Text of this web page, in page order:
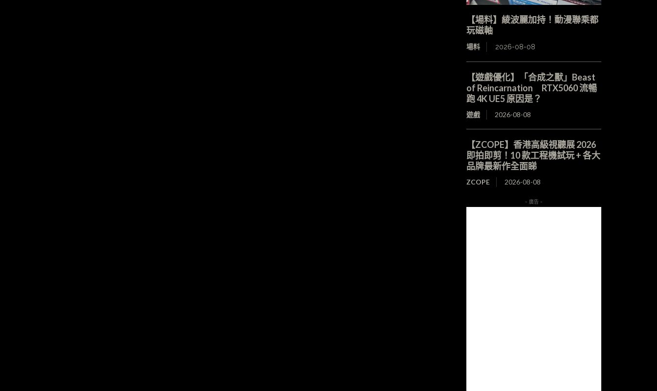
【場料】綾波麗加持！動漫聯乘都
玩磁軸
場料 2026-08-08
【遊戲優化】「合成之獸」Beast
of Reincarnation RTX5060 流暢
跑 4K UE5 原因是？
遊戲 2026-08-08
【ZCOPE】香港高級視聽展 2026
即拍即剪！10 款工程機試玩 + 各大
品牌最新作全面睇
ZCOPE 2026-08-08
- 廣告 -